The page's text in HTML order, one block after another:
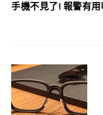
手機不見了! 報警有